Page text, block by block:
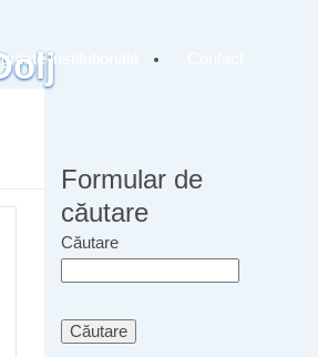
instituțională
Formular de
căutare
Căutare